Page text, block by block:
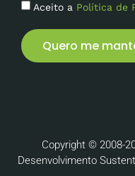
Aceito a Política de
Quero me
Copyright © 2008-
Desenvolvimento